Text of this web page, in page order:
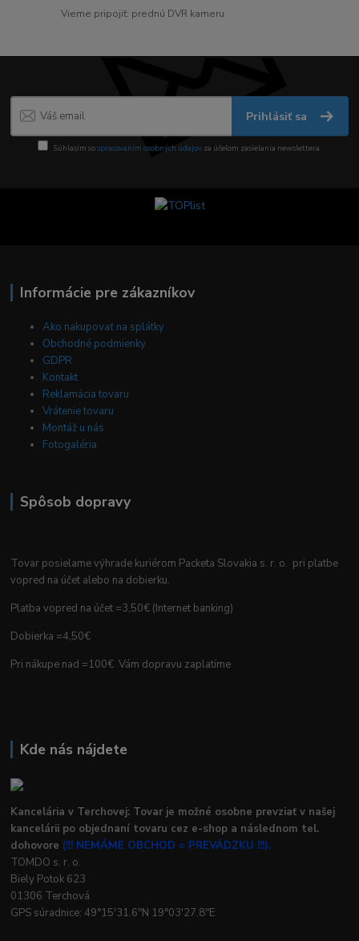
Vieme pripojiť: prednú DVR kameru
Prihlásiť sa
Súhlasím sospracovaním osobných údajov za účelom zasielania newslettera.
Informácie pre zákazníkov
Ako nakupovať na splátky
Obchodné podmienky
GDPR
Kontakt
Reklamácia tovaru
Vrátenie tovaru
Montáž u nás
Fotogaléria
Spôsob dopravy
Tovar posielame výhrade kuriérom Packeta Slovakia s. r. o. pri platbe
vopred na účet alebo na dobierku.
Platba vopred na účet =3,50€ (Internet banking)
Dobierka =4,50€
Pri nákupe nad =100€ Vám dopravu zaplatíme
Kde nás nájdete
Kancelária v Terchovej: Tovar je možné osobne prevziať v našej
kancelárii po objednaní tovaru cez e-shop a následnom tel.
dohovore (!!! NEMÁME OBCHOD = PREVÁDZKU !!!).
TOMDO s. r. o.
Biely Potok 623
01306 Terchová
GPS súradnice: 49°15'31.6"N 19°03'27.8"E